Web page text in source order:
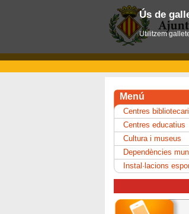
Menú
Centres
Centres educatius
Cultura i museus
Dependències
Instal·lacions
Ús de
Utilitzem